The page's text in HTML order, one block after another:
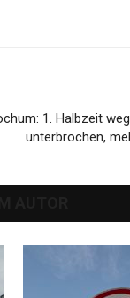
1. Halbzeit
unterbrochen,